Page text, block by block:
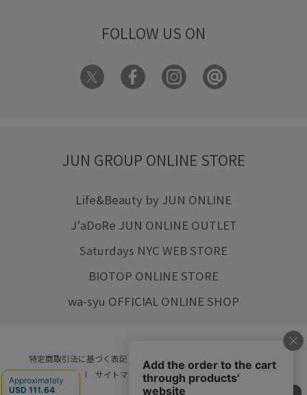
FOLLOW US ON
JUN GROUP ONLINE STORE
Life&Beauty by JUN ONLINE
J'aDoRe JUN ONLINE OUTLET
Saturdays NYC WEB STORE
BIOTOP ONLINE STORE
wa-syu OFFICIAL ONLINE SHOP
特定商取引法に基づく表記 プライバシーポリシー
ご利用規約
サイトマップ リクルート ご利用ガイド